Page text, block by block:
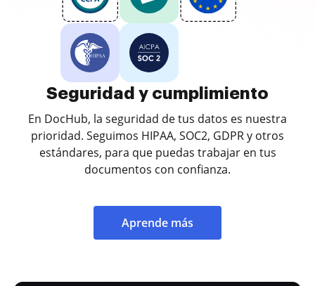
Seguridad y cumplimiento
En DocHub, la seguridad de tus datos es nuestra
prioridad. Seguimos HIPAA, SOC2, GDPR y otros
estándares, para que puedas trabajar en tus
documentos con confianza.
Aprende más